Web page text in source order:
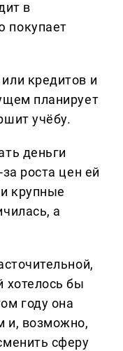
в
покупает
кредитов и
планирует
учёбу.
деньги
роста цен ей
крупные
а
хотелось бы
году она
и, возможно,
сферу